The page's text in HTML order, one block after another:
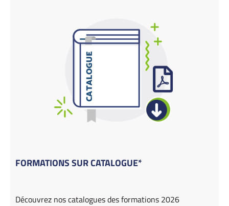
FORMATIONS SUR CATALOGUE*
Découvrez nos catalogues des formations 2026